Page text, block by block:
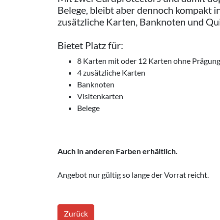
Belege, bleibt aber dennoch kompakt
zusätzliche Karten, Banknoten und
Bietet Platz für:
8 Karten mit oder 12 Karten ohne Prägung
4 zusätzliche Karten
Banknoten
Visitenkarten
Belege
Auch in anderen Farben erhältlich.
Angebot nur gültig so lange der Vorrat reicht.
Zurück